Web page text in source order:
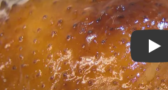
Play